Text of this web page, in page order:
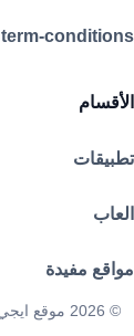
term-conditions
الأقسام
تطبيقات
العاب
مواقع مفيدة
© 2026 موقع ايجي مود. جميع الحقوق محفوظة